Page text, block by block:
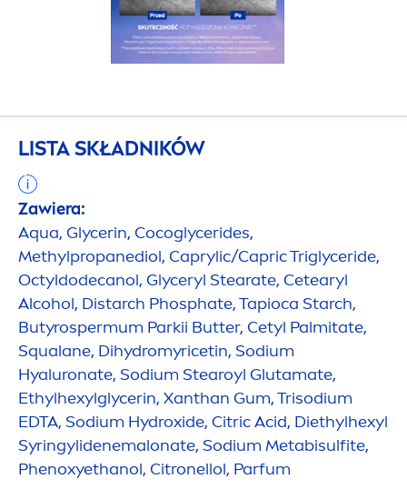
LISTA SKŁADNIKÓW
Zawiera:
Aqua, Glycerin, Cocoglycerides,
Methylpropanediol, Caprylic/Capric Triglyceride,
Octyldodecanol, Glyceryl Stearate, Cetearyl
Alcohol, Distarch Phosphate, Tapioca Starch,
Butyrospermum Parkii Butter, Cetyl Palmitate,
Squalane, Dihydromyricetin, Sodium
Hyaluronate, Sodium Stearoyl Glutamate,
Ethylhexylglycerin, Xanthan Gum, Trisodium
EDTA, Sodium Hydroxide, Citric Acid, Diethylhexyl
Syringylidenemalonate, Sodium Metabisulfite,
Phenoxyethanol, Citronellol, Parfum